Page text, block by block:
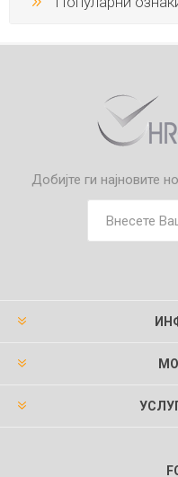
Добијте ги најновите